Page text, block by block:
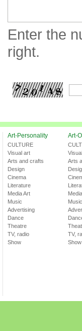
Enter the
right.
Art-Personality
CULTURE
Visual art
Arts and crafts
Design
Cinema
Literature
Media Art
Music
Advertising
Dance
Theatre
TV, radio
Show
Art-
Arts
Music
TV,
Show